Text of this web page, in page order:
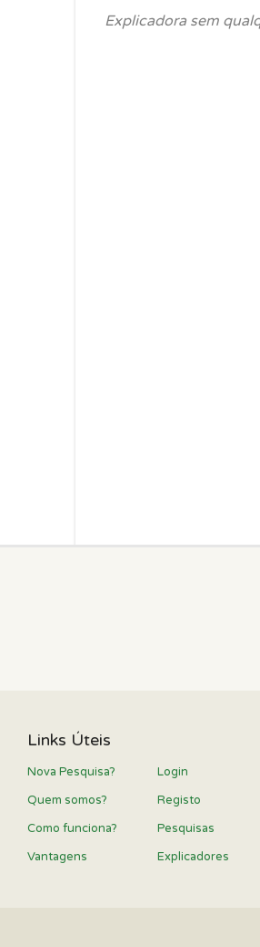
Explicadora sem
Links Úteis
Nova Pesquisa?
Quem somos?
Como funciona?
Vantagens
Login
Registo
Pesquisas
Explicadores